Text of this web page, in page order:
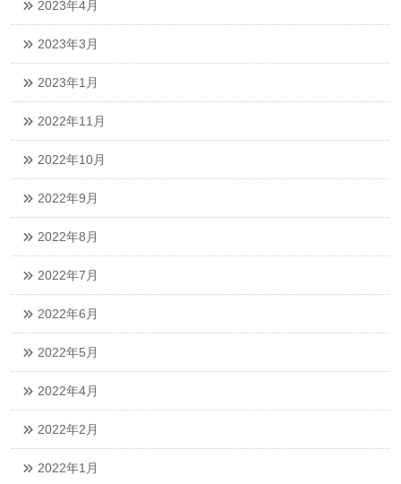
2023年4月
2023年3月
2023年1月
2022年11月
2022年10月
2022年9月
2022年8月
2022年7月
2022年6月
2022年5月
2022年4月
2022年2月
2022年1月